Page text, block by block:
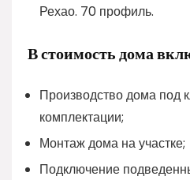
Рехао. 70 профиль.
В стоимость дома
Производство дома под
комплектации;
Монтаж дома на участке;
Подключение